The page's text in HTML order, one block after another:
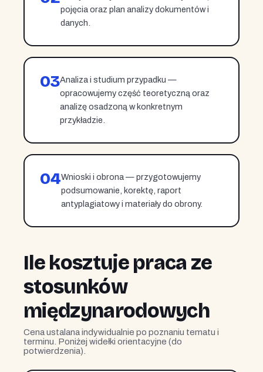
pojęcia oraz plan analizy dokumentów i
danych.
03Analiza i studium przypadku —
opracowujemy część teoretyczną oraz
analizę osadzoną w konkretnym
przykładzie.
04Wnioski i obrona — przygotowujemy
podsumowanie, korektę, raport
antyplagiatowy i materiały do obrony.
Ile kosztuje praca ze
stosunków
międzynarodowych
Cena ustalana indywidualnie po poznaniu tematu i
terminu. Poniżej widełki orientacyjne (do
potwierdzenia).